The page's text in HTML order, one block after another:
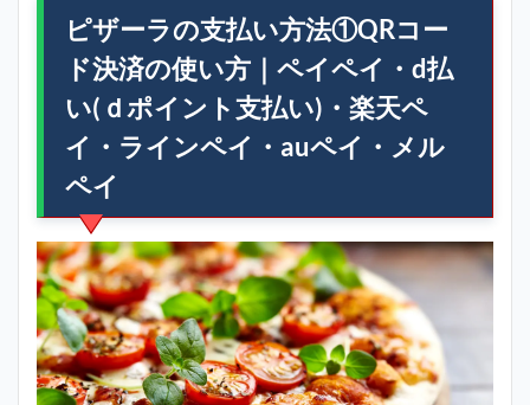
ピザーラの支払い方法①QRコー
ド決済の使い方｜ペイペイ・d払
い(ｄポイント支払い)・楽天ペ
イ・ラインペイ・auペイ・メル
ペイ